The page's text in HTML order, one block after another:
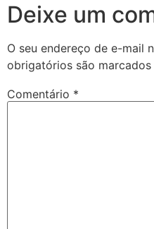
Deixe um
O seu endereço de e-mail
obrigatórios são marcados
Comentário *